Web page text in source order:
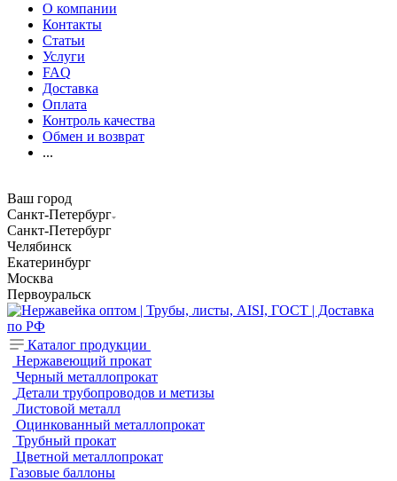
О компании
Контакты
Статьи
Услуги
FAQ
Доставка
Оплата
Контроль качества
Обмен и возврат
...
Ваш город
Санкт-Петербург
Санкт-Петербург
Челябинск
Екатеринбург
Москва
Первоуральск
Каталог продукции
Нержавеющий прокат
Черный металлопрокат
Детали трубопроводов и метизы
Листовой металл
Оцинкованный металлопрокат
Трубный прокат
Цветной металлопрокат
Газовые баллоны